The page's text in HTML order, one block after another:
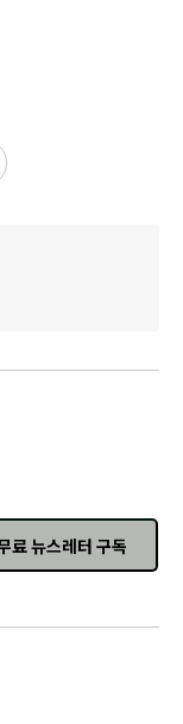
료 뉴스레터 구독